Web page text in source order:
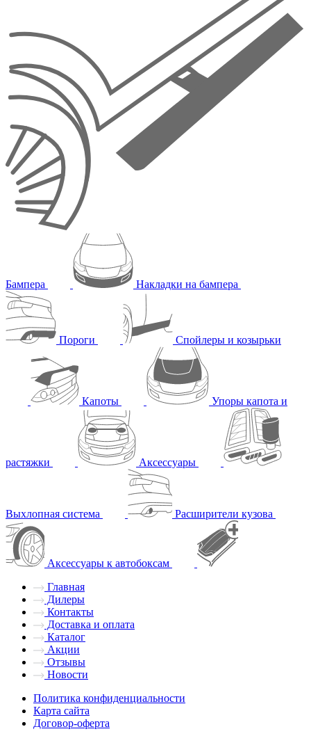
Бампера Накладки на бампера
Пороги Спойлеры и козырьки
Капоты Упоры капота и
растяжки Аксессуары
Выхлопная система Расширители кузова
Аксессуары к автобоксам
Главная
Дилеры
Контакты
Доставка и оплата
Каталог
Акции
Отзывы
Новости
Политика конфиденциальности
Карта сайта
Договор-оферта